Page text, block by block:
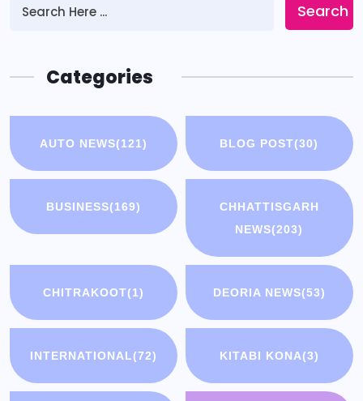
Search
Categories
AUTO NEWS(121) BLOG POST(30)
BUSINESS(169)
CHHATTISGARH
NEWS(203)
CHITRAKOOT(1) DEORIA NEWS(53)
INTERNATIONAL(72) KITABI KONA(3)